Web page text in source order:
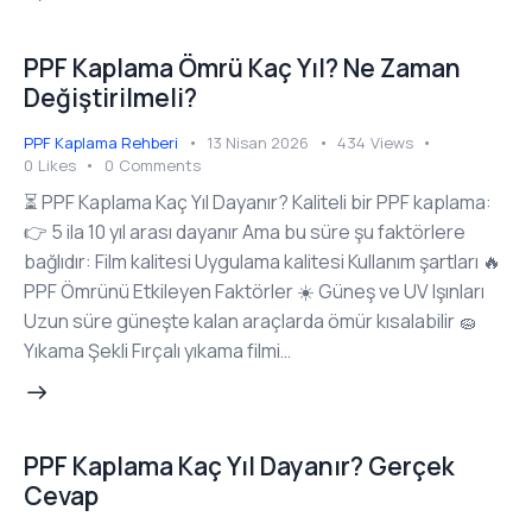
PPF Kaplama Ömrü Kaç Yıl? Ne Zaman
Değiştirilmeli?
PPF Kaplama Rehberi 13 Nisan 2026 434 Views
0 Likes 0 Comments
⏳ PPF Kaplama Kaç Yıl Dayanır? Kaliteli bir PPF kaplama:
👉 5 ila 10 yıl arası dayanır Ama bu süre şu faktörlere
bağlıdır: Film kalitesi Uygulama kalitesi Kullanım şartları 🔥
PPF Ömrünü Etkileyen Faktörler ☀️ Güneş ve UV Işınları
Uzun süre güneşte kalan araçlarda ömür kısalabilir 🧽
Yıkama Şekli Fırçalı yıkama filmi…
PPF Kaplama Kaç Yıl Dayanır? Gerçek
Cevap